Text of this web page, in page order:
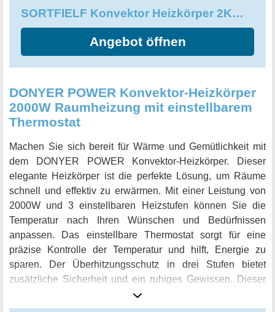
zusätzliche Wärmequelle, wenn Sie sie brauchen.
SORTFIELF Konvektor Heizkörper 2KW Raumheizung mit einstellbarem Thermostat
Angebot öffnen
DONYER POWER Konvektor-Heizkörper
2000W Raumheizung mit einstellbarem
Thermostat
Machen Sie sich bereit für Wärme und Gemütlichkeit mit
dem DONYER POWER Konvektor-Heizkörper. Dieser
elegante Heizkörper ist die perfekte Lösung, um Räume
schnell und effektiv zu erwärmen. Mit einer Leistung von
2000W und 3 einstellbaren Heizstufen können Sie die
Temperatur nach Ihren Wünschen und Bedürfnissen
anpassen. Das einstellbare Thermostat sorgt für eine
präzise Kontrolle der Temperatur und hilft, Energie zu
sparen. Der Überhitzungsschutz in drei Stufen bietet
zusätzliche Sicherheit und ein ruhiges Gewissen. Dieser
Konvektor-Heizkörper ist vielseitig einsetzbar und kann
sowohl freistehend als auch an der Wand montiert werden.